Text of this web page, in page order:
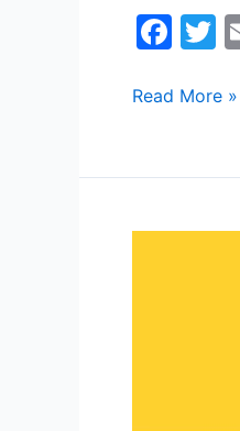
F
c
b
o
T
itt
Read More »